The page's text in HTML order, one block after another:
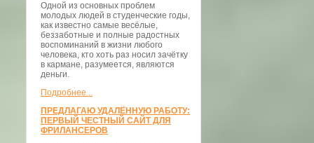
Одной из основных проблем
молодых людей в студенческие годы,
как известно самые весёлые,
беззаботные и полные радостных
воспоминаний в жизни любого
человека, кто хоть раз носил зачётку
в кармане, разумеется, являются
деньги.
Подробнее...
ПРЕДЛАГАЮ УДАЛЁННУЮ РАБОТУ:
ПЕРВЫЙ ЧЕСТНЫЙ САЙТ ДЛЯ
ФРИЛАНСЕРОВ